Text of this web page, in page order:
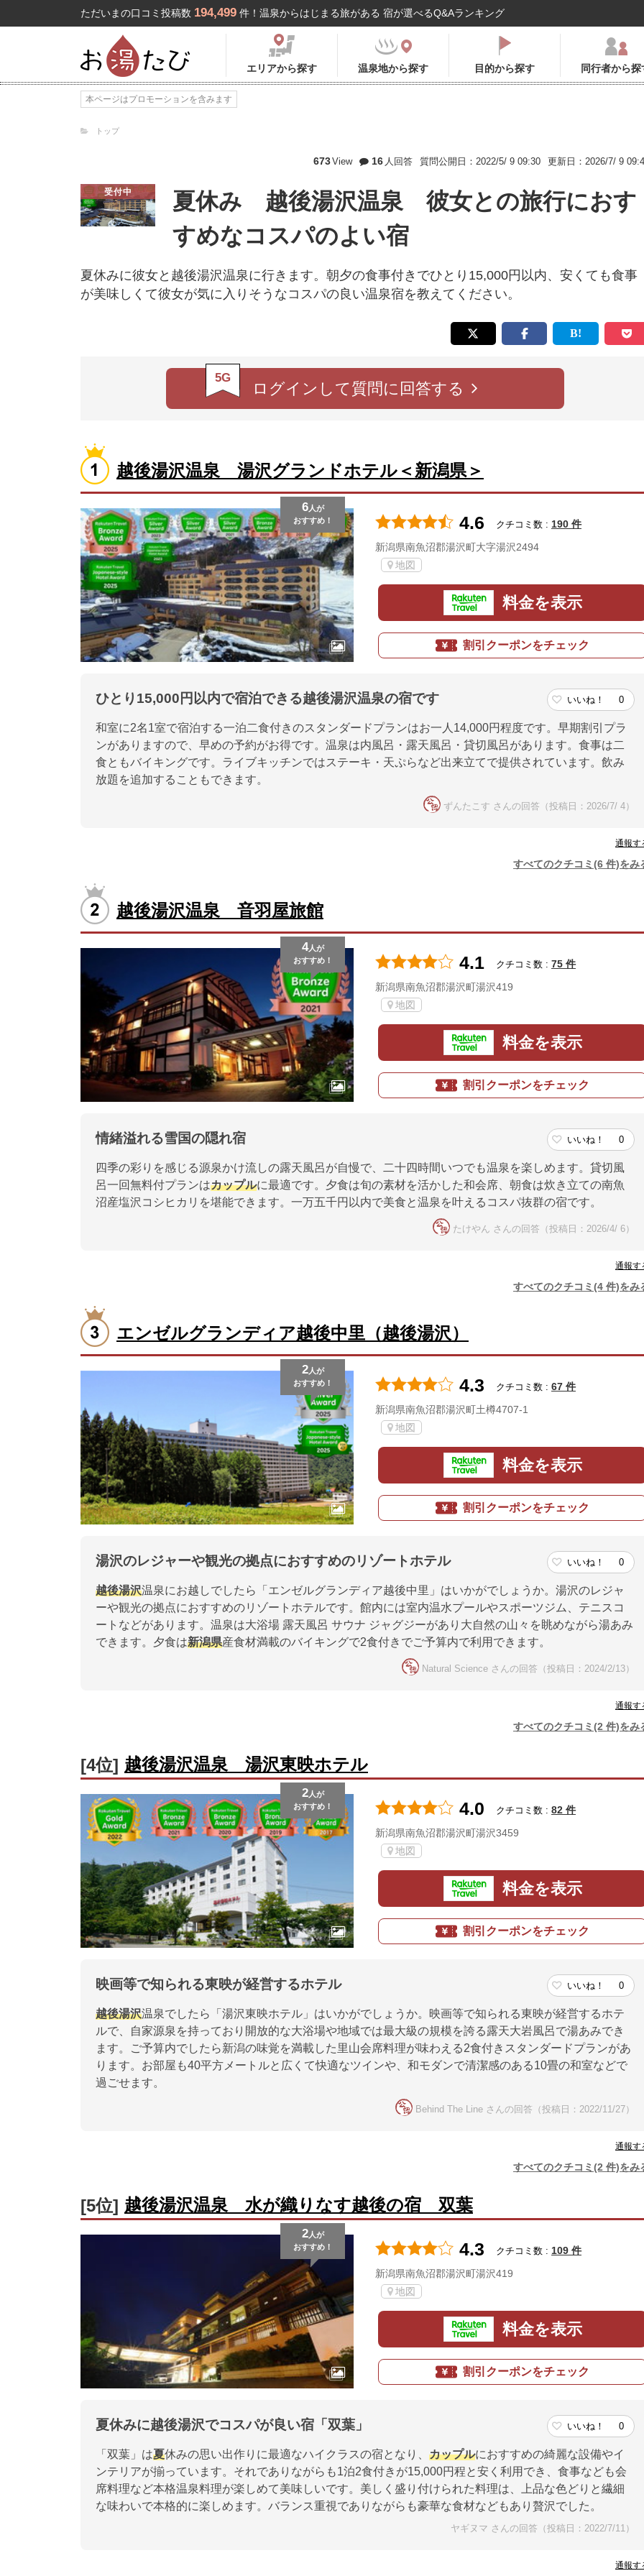
ただいまの口コミ投稿数 194,499 件！温泉からはじまる旅がある 宿が選べるQ&Aランキング
エリアから探す 温泉地から探す 目的から探す 同行者から探
本ページはプロモーションを含みます
トップ
673View 16 人回答 質問公開日：2022/5/ 9 09:30 更新日：2026/7/ 9
受付中
夏休み 越後湯沢温泉 彼女との旅行におす
すめなコスパのよい宿
夏休みに彼女と越後湯沢温泉に行きます。朝夕の食事付きでひとり15,000円以内、安くても食事
が美味しくて彼女が気に入りそうなコスパの良い温泉宿を教えてください。
5G
ログインして質問に回答する
越後湯沢温泉 湯沢グランドホテル＜新潟県＞
6人が
おすすめ！
4.6 クチコミ数 : 190 件
新潟県南魚沼郡湯沢町大字湯沢2494
地図
料金を表示
割引クーポンをチェック
ひとり15,000円以内で宿泊できる越後湯沢温泉の宿です いいね！ 0
和室に2名1室で宿泊する一泊二食付きのスタンダードプランはお一人14,000円程度です。早期割引プラ
ンがありますので、早めの予約がお得です。温泉は内風呂・露天風呂・貸切風呂があります。食事は二
食ともバイキングです。ライブキッチンではステーキ・天ぷらなど出来立てで提供されています。飲み
放題を追加することもできます。
ずんたこす さんの回答（投稿日：2026/7/ 4）
通報す
すべてのクチコミ(6 件)をみ
越後湯沢温泉 音羽屋旅館
4人が
おすすめ！
4.1 クチコミ数 : 75 件
新潟県南魚沼郡湯沢町湯沢419
地図
料金を表示
割引クーポンをチェック
情緒溢れる雪国の隠れ宿 いいね！ 0
四季の彩りを感じる源泉かけ流しの露天風呂が自慢で、二十四時間いつでも温泉を楽しめます。貸切風
呂一回無料付プランはカップルに最適です。夕食は旬の素材を活かした和会席、朝食は炊き立ての南魚
沼産塩沢コシヒカリを堪能できます。一万五千円以内で美食と温泉を叶えるコスパ抜群の宿です。
たけやん さんの回答（投稿日：2026/4/ 6）
通報す
すべてのクチコミ(4 件)をみ
エンゼルグランディア越後中里（越後湯沢）
2人が
おすすめ！
4.3 クチコミ数 : 67 件
新潟県南魚沼郡湯沢町土樽4707-1
地図
料金を表示
割引クーポンをチェック
湯沢のレジャーや観光の拠点におすすめのリゾートホテル いいね！ 0
越後湯沢温泉にお越しでしたら「エンゼルグランディア越後中里」はいかがでしょうか。湯沢のレジャ
ーや観光の拠点におすすめのリゾートホテルです。館内には室内温水プールやスポーツジム、テニスコ
ートなどがあります。温泉は大浴場 露天風呂 サウナ ジャグジーがあり大自然の山々を眺めながら湯あみ
できます。夕食は新潟県産食材満載のバイキングで2食付きでご予算内で利用できます。
Natural Science さんの回答（投稿日：2024/2/13）
通報す
すべてのクチコミ(2 件)をみ
[4位] 越後湯沢温泉 湯沢東映ホテル
2人が
おすすめ！
4.0 クチコミ数 : 82 件
新潟県南魚沼郡湯沢町湯沢3459
地図
料金を表示
割引クーポンをチェック
映画等で知られる東映が経営するホテル いいね！ 0
越後湯沢温泉でしたら「湯沢東映ホテル」はいかがでしょうか。映画等で知られる東映が経営するホテ
ルで、自家源泉を持っており開放的な大浴場や地域では最大級の規模を誇る露天大岩風呂で湯あみでき
ます。ご予算内でしたら新潟の味覚を満載した里山会席料理が味わえる2食付きスタンダードプランがあ
ります。お部屋も40平方メートルと広くて快適なツインや、和モダンで清潔感のある10畳の和室などで
過ごせます。
Behind The Line さんの回答（投稿日：2022/11/27）
通報す
すべてのクチコミ(2 件)をみ
[5位] 越後湯沢温泉 水が織りなす越後の宿 双葉
2人が
おすすめ！
4.3 クチコミ数 : 109 件
新潟県南魚沼郡湯沢町湯沢419
地図
料金を表示
割引クーポンをチェック
夏休みに越後湯沢でコスパが良い宿「双葉」 いいね！ 0
「双葉」は夏休みの思い出作りに最適なハイクラスの宿となり、 カップルにおすすめの綺麗な設備やイ
ンテリアが揃っています。それでありながらも1泊2食付きが15,000円程と安く利用でき、食事なども会
席料理など本格温泉料理が楽しめて美味しいです。美しく盛り付けられた料理は、上品な色どりと繊細
な味わいで本格的に楽しめます。バランス重視でありながらも豪華な食材などもあり贅沢でした。
ヤギヌマ さんの回答（投稿日：2022/7/11）
通報す